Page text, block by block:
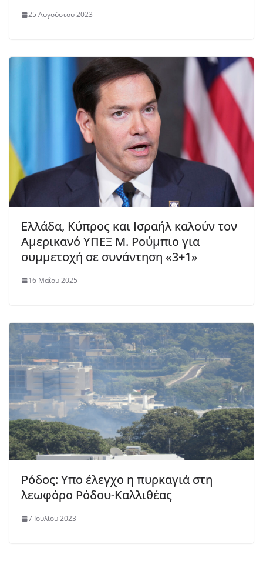
25 Αυγούστου 2023
Ελλάδα, Κύπρος και Ισραήλ καλούν τον
Αμερικανό ΥΠΕΞ Μ. Ρούμπιο για
συμμετοχή σε συνάντηση «3+1»
16 Μαΐου 2025
Ρόδος: Υπο έλεγχο η πυρκαγιά στη
λεωφόρο Ρόδου-Καλλιθέας
7 Ιουλίου 2023